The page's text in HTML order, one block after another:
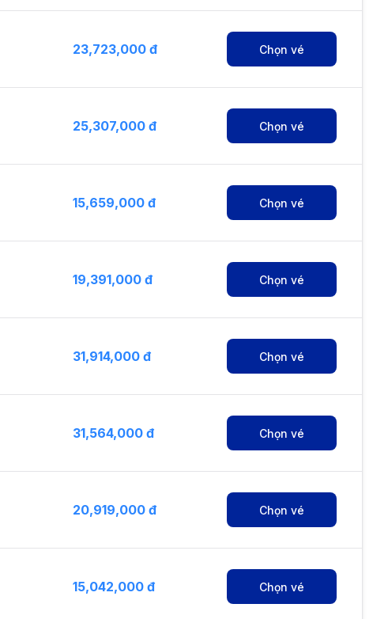
23,723,000 đ Chọn vé
25,307,000 đ Chọn vé
15,659,000 đ Chọn vé
19,391,000 đ Chọn vé
31,914,000 đ Chọn vé
31,564,000 đ Chọn vé
20,919,000 đ Chọn vé
15,042,000 đ Chọn vé